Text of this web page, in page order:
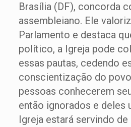
Brasília (DF), concorda
assembleiano. Ele
Parlamento e destaca
político, a Igreja pode
essas pautas, cedendo
conscientização do
pessoas conhecerem
então ignorados e deles
Igreja estará servindo de